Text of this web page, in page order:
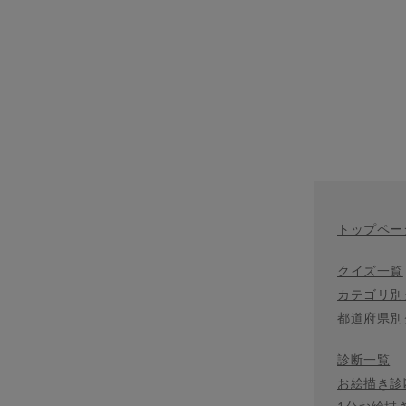
トップペー
クイズ一覧
カテゴリ
都道府県
診断一覧
お絵描き